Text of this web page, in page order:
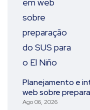
Planejamento e
web sobre
Ago 06, 2026